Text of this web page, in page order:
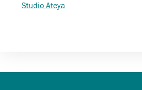
Studio Ateya